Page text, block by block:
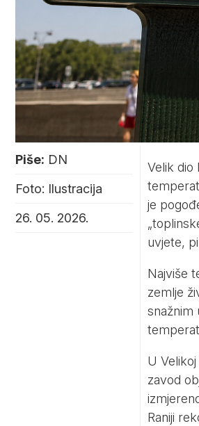
Piše: DN
Foto: Ilustracija
26. 05. 2026.
Velik dio
je
uvjete,
Najviše
zemlje
snažnim
U
zavod
Raniji